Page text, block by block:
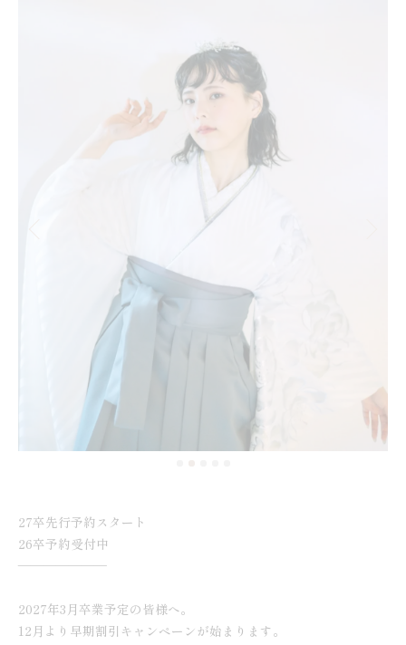
27卒先行予約スタート
26卒予約受付中
———————
2027年3月卒業予定の皆様へ。
12月より早期割引キャンペーンが始まります。